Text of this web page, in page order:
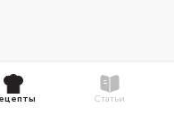
Статьи